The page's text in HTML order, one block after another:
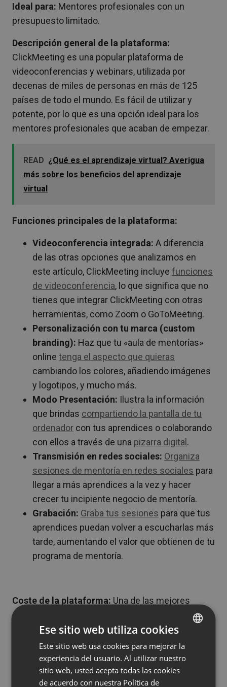
Ideal para: Mentores profesionales con un
presupuesto limitado.
Descripción general de la plataforma:
ClickMeeting es una popular plataforma de
videoconferencias y webinars, utilizada por
decenas de miles de personas en más de 125
países de todo el mundo. Es fácil de utilizar y
potente, por lo que es una opción ideal para los
mentores profesionales que acaban de empezar.
READ ¿Qué es el aprendizaje virtual? Averigua
más sobre los beneficios del aprendizaje
virtual
Funciones principales de la plataforma:
Videoconferencia integrada: A diferencia
de las otras opciones que analizamos en
este artículo, ClickMeeting incluye funciones
de videoconferencia, lo que significa que no
tienes que integrar ClickMeeting con otras
herramientas, como Zoom o GoToMeeting.
Personalización con tu marca (custom
branding): Haz que tu «aula de mentorías»
online tenga el aspecto que quieras
cambiando los colores, añadiendo imágenes
y logotipos, y mucho más.
Modo Presentación: Ilustra la información
que brindas compartiendo la pantalla de tu
ordenador con tus aprendices o colaborando
con ellos a través de una pizarra digital.
Transmisión en redes sociales: Organiza
sesiones de mentoría en redes sociales para
llegar a más aprendices a la vez y hacer
crecer tu incipiente negocio de mentoría.
Grabación: Graba tus sesiones para que tus
aprendices puedan volver a escucharlas más
tarde, aumentando el valor que obtienen de tu
programa de mentoría.
Coste de la plataforma: Una de las mejores
cosas de ClickMeeting es su precio asequible.
Comienza gratis durante 14 días, sin necesidad de
usar una tarjeta de crédito. Si te gusta la
plataforma, suscríbete por más de $25 al mes.
2. Together
ENGLISH
FRENCH
Ese sitio web utiliza cookies
Este sitio web usa cookies para mejorar la
experiencia del usuario. Al utilizar nuestro
sitio web, usted acepta todas las cookies
de acuerdo con nuestra Política de